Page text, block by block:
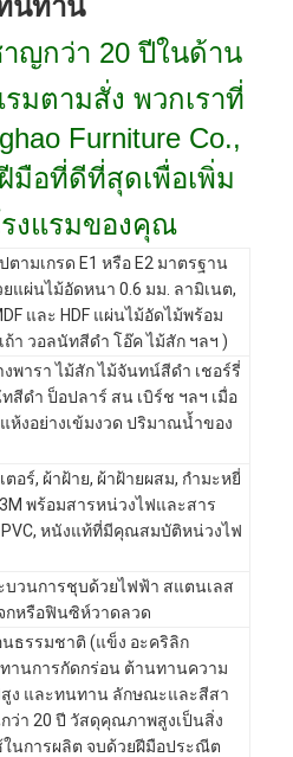
นทาน
ญกว่า 20 ปีในด้าน
รมตามสั่ง พวกเราที่
Furniture Co.,
มือที่ดีที่สุดเพื่อเพิ่ม
งแรมของคุณ
ามเกรด E1 หรือ E2 มาตรฐาน
แผ่นไม้อัดหนา 0.6 มม. ลามิเนต,
และ HDF แผ่นไม้อัดไม้พร้อม
ถ้า วอลนัทสีดำ โอ๊ค ไม้สัก ฯลฯ )
งพารา ไม้สัก ไม้จันทน์สีดำ เชอร์รี่
สีดำ ป็อปลาร์ สน เบิร์ช ฯลฯ เมื่อ
ห้งอย่างเข้มงวด ปริมาณน้ำของ
ตอร์, ผ้าฝ้าย, ผ้าฝ้ายผสม, กำมะหยี่
พร้อมสารหน่วงไฟและสาร
PVC, หนังแท้ที่มีคุณสมบัติหน่วงไฟ
บวนการชุบด้วยไฟฟ้า สแตนเลส
กหรือฟินซิห์วาดลวด
ธรรมชาติ (แข็ง อะคริลิก
านการกัดกร่อน ต้านทานความ
ง และทนทาน ลักษณะและสีสา
ว่า 20 ปี วัสดุคุณภาพสูงเป็นสิ่ง
ในการผลิต จบด้วยฝีมือประณีต